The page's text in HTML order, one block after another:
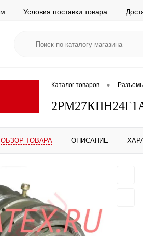
Условия поставки товара
Каталог товаров •
ОБЗОР ТОВАРА ОПИСАНИЕ